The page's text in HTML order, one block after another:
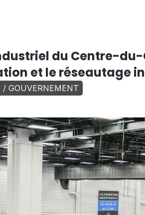
du Centre-
et le réseautage
/ GOUVERNEMENT